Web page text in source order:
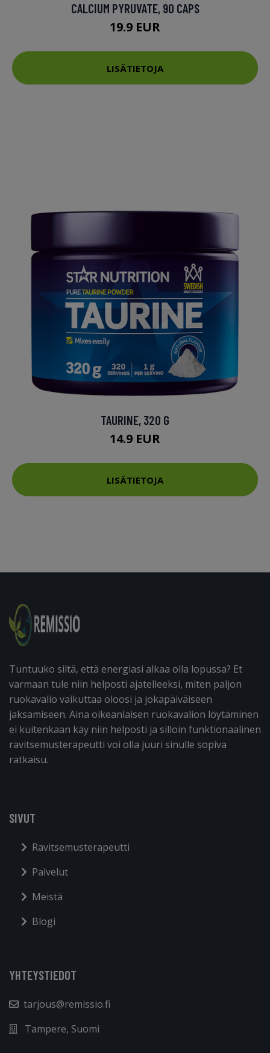
CALCIUM PYRUVATE, 90 CAPS
19.9 EUR
LISÄTIETOJA
TAURINE, 320 G
14.9 EUR
LISÄTIETOJA
Tuntuuko siltä, että energiasi alkaa olla lopussa? Et
varmaan tule niin helposti ajatelleeksi, miten paljon
ruokavalio vaikuttaa oloosi ja jokapäiväiseen
jaksamiseen. Aina oikeanlaisen ruokavalion löytäminen
ei kuitenkaan käy niin helposti ja silloin funktionaalinen
ravitsemusterapeutti voi olla juuri sinulle sopiva
ratkaisu.
SIVUT
Ravitsemusterapeutti
Palvelut
Meistä
Blogi
YHTEYSTIEDOT
tarjous@remissio.fi
Tampere, Suomi